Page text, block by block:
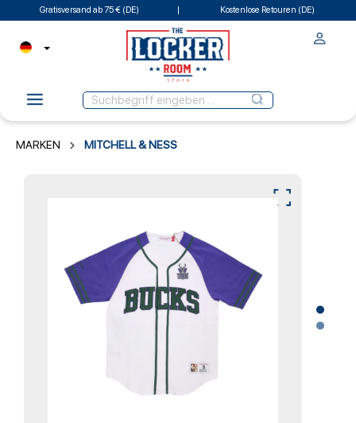
Gratisversand ab 75 € (DE) Kostenlose Retouren (DE)
MARKEN MITCHELL & NESS